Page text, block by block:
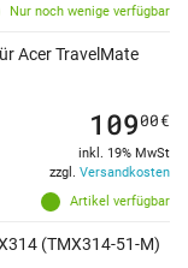
Nur noch wenige verfügbar
Acer TravelMate
Artikel verfügbar
10900€
inkl. 19% MwSt
zzgl. Versandkosten
(TMX314-51-M)